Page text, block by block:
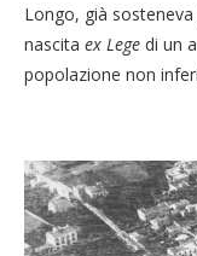
Longo, già sosteneva
nascita ex Lege di un
popolazione non